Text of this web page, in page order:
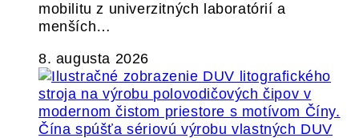
mobilitu z univerzitných laboratórií a
menších…
8. augusta 2026
Čína spúšťa sériovú výrobu vlastných DUV